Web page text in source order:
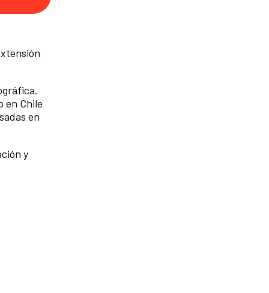
en Chile
en
y